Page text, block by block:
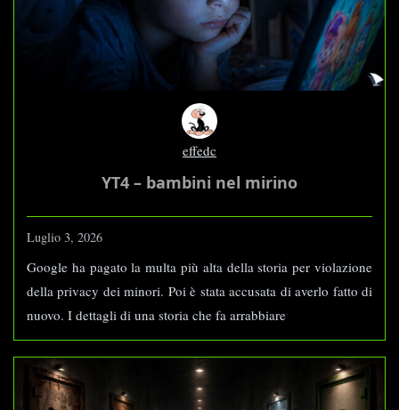
effedc
YT4 – bambini nel mirino
Luglio 3, 2026
Google ha pagato la multa più alta della storia per violazione
della privacy dei minori. Poi è stata accusata di averlo fatto di
nuovo. I dettagli di una storia che fa arrabbiare